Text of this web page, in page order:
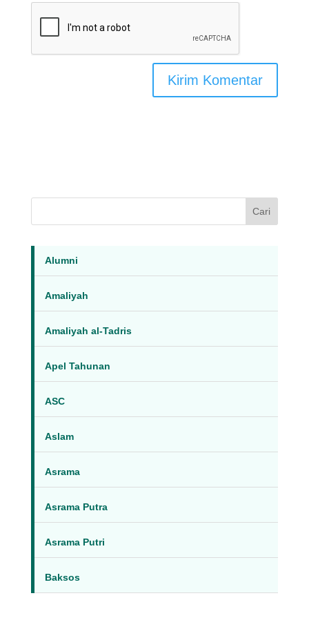
Cari
Alumni
Amaliyah
Amaliyah al-Tadris
Apel Tahunan
ASC
Aslam
Asrama
Asrama Putra
Asrama Putri
Baksos